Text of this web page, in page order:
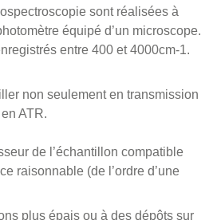
sont réalisées à
équipé d’un microscope.
entre 400 et 4000cm-1.
non seulement en transmission
ATR.
de l’échantillon compatible
raisonnable (de l’ordre d’une
plus épais ou à des dépôts sur